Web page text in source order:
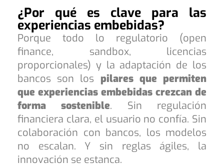
¿Por qué es clave para las
experiencias embebidas?
Porque todo lo regulatorio (open
finance, sandbox, licencias
proporcionales) y la adaptación de los
bancos son los pilares que permiten
que experiencias embebidas crezcan de
forma sostenible. Sin regulación
financiera clara, el usuario no confía. Sin
colaboración con bancos, los modelos
no escalan. Y sin reglas ágiles, la
innovación se estanca.